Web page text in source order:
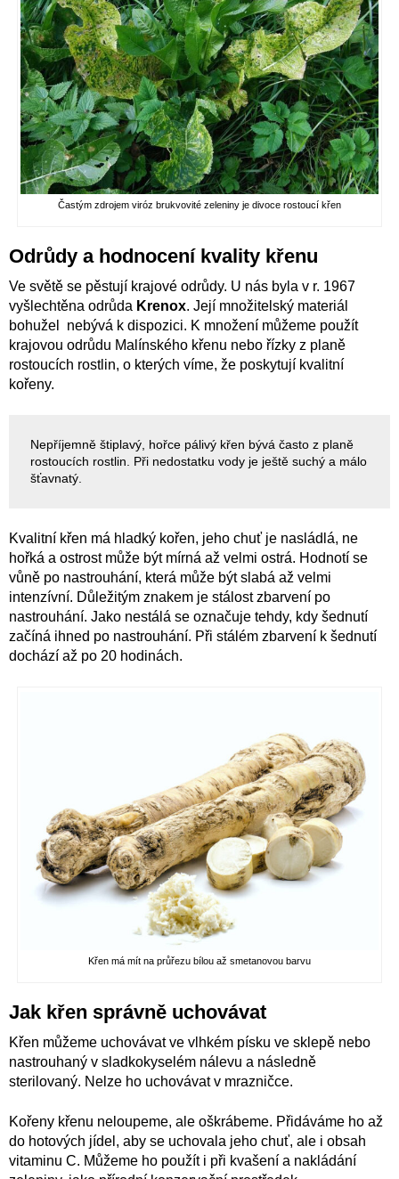
Častým zdrojem viróz brukvovité zeleniny je divoce rostoucí křen
Odrůdy a hodnocení kvality křenu
Ve světě se pěstují krajové odrůdy. U nás byla v r. 1967
vyšlechtěna odrůda Krenox. Její množitelský materiál
bohužel nebývá k dispozici. K množení můžeme použít
krajovou odrůdu Malínského křenu nebo řízky z planě
rostoucích rostlin, o kterých víme, že poskytují kvalitní
kořeny.
Nepříjemně štiplavý, hořce pálivý křen bývá často z planě
rostoucích rostlin. Při nedostatku vody je ještě suchý a málo
šťavnatý.
Kvalitní křen má hladký kořen, jeho chuť je nasládlá, ne
hořká a ostrost může být mírná až velmi ostrá. Hodnotí se
vůně po nastrouhání, která může být slabá až velmi
intenzívní. Důležitým znakem je stálost zbarvení po
nastrouhání. Jako nestálá se označuje tehdy, kdy šednutí
začíná ihned po nastrouhání. Při stálém zbarvení k šednutí
dochází až po 20 hodinách.
Křen má mít na průřezu bílou až smetanovou barvu
Jak křen správně uchovávat
Křen můžeme uchovávat ve vlhkém písku ve sklepě nebo
nastrouhaný v sladkokyselém nálevu a následně
sterilovaný. Nelze ho uchovávat v mrazničce.
Kořeny křenu neloupeme, ale oškrábeme. Přidáváme ho až
do hotových jídel, aby se uchovala jeho chuť, ale i obsah
vitaminu C. Můžeme ho použít i při kvašení a nakládání